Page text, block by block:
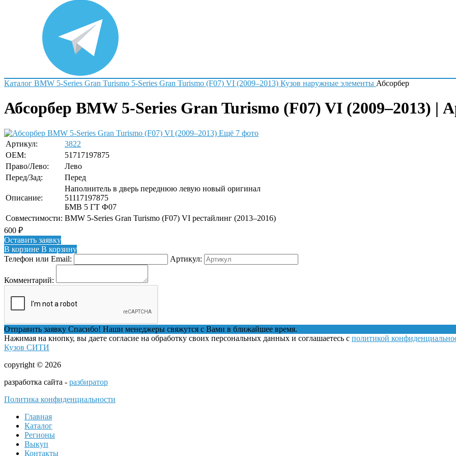
Каталог BMW 5-Series Gran Turismo 5-Series Gran Turismo (F07) VI (2009–2013) Кузов наружные элементы Абсорбер
Абсорбер BMW 5-Series Gran Turismo (F07) VI (2009–2013) |
Ещё 7 фото
Артикул:
3822
OEM:
51717197875
Право/Лево:
Лево
Перед/Зад:
Перед
Описание:
Наполнитель в дверь переднюю левую новый оригинал
51117197875
БМВ 5 ГТ Ф07
Совместимости: BMW 5-Series Gran Turismo (F07) VI рестайлинг (2013–2016)
600 ₽
Оставить заявку
В корзине В корзину
Телефон или Email:
Артикул:
Комментарий:
Отправить заявку Спасибо! Наши менеджеры свяжутся с Вами в ближайшее время.
Нажимая на кнопку, вы даете согласие на обработку своих персональных данных и соглашаетесь с политикой
Кузов СИТИ
copyright © 2026
разработка сайта - разбиратор
Политика конфиденциальности
Главная
Каталог
Регионы
Выкуп
Контакты